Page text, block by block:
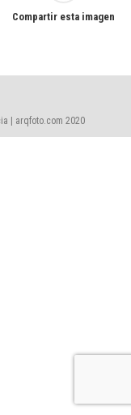
Compartir esta imagen
| arqfoto.com 2020